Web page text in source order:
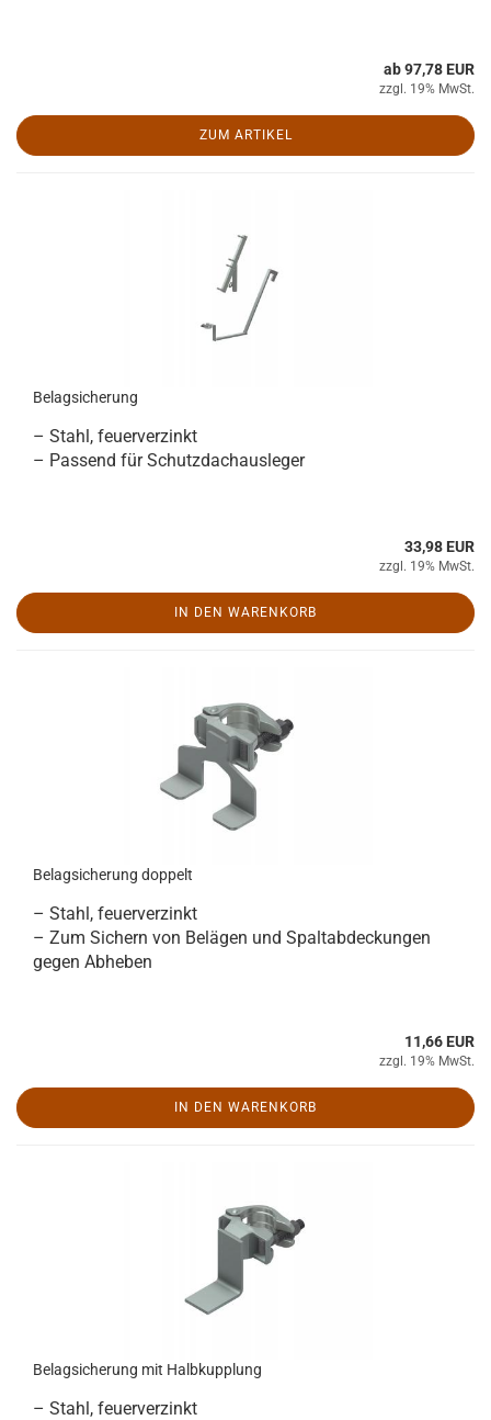
ab 97,78 EUR
zzgl. 19% MwSt.
ZUM ARTIKEL
Belagsicherung
– Stahl, feuerverzinkt
– Passend für Schutzdachausleger
33,98 EUR
zzgl. 19% MwSt.
IN DEN WARENKORB
Belagsicherung doppelt
– Stahl, feuerverzinkt
– Zum Sichern von Belägen und Spaltabdeckungen
gegen Abheben
11,66 EUR
zzgl. 19% MwSt.
IN DEN WARENKORB
Belagsicherung mit Halbkupplung
– Stahl, feuerverzinkt